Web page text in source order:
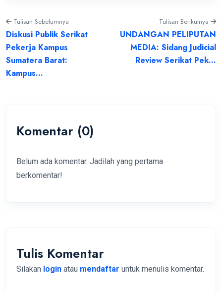
Tulisan Sebelumnya
Diskusi Publik Serikat
Pekerja Kampus
Sumatera Barat:
Kampus...
Tulisan Berikutnya
UNDANGAN PELIPUTAN
MEDIA: Sidang Judicial
Review Serikat Pek...
Komentar (0)
Belum ada komentar. Jadilah yang pertama
berkomentar!
Tulis Komentar
Silakan login atau mendaftar untuk menulis komentar.